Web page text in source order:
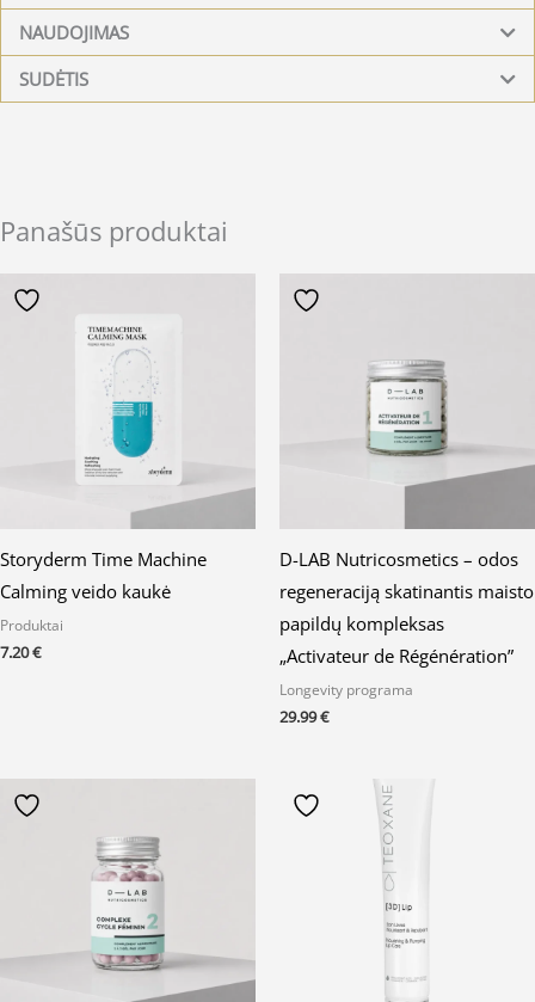
NAUDOJIMAS
SUDĖTIS
Panašūs produktai
Storyderm Time Machine
Calming veido kaukė
Produktai
7.20€
D-LAB Nutricosmetics – odos
regeneraciją skatinantis maisto
papildų kompleksas
„Activateur de Régénération”
Longevity programa
29.99€